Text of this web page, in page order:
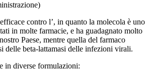
contro l’, in quanto la molecola è uno
in molte farmacie, e ha guadagnato molto
Paese, mentre quella del farmaco
delle beta-lattamasi delle infezioni virali.
in diverse formulazioni: